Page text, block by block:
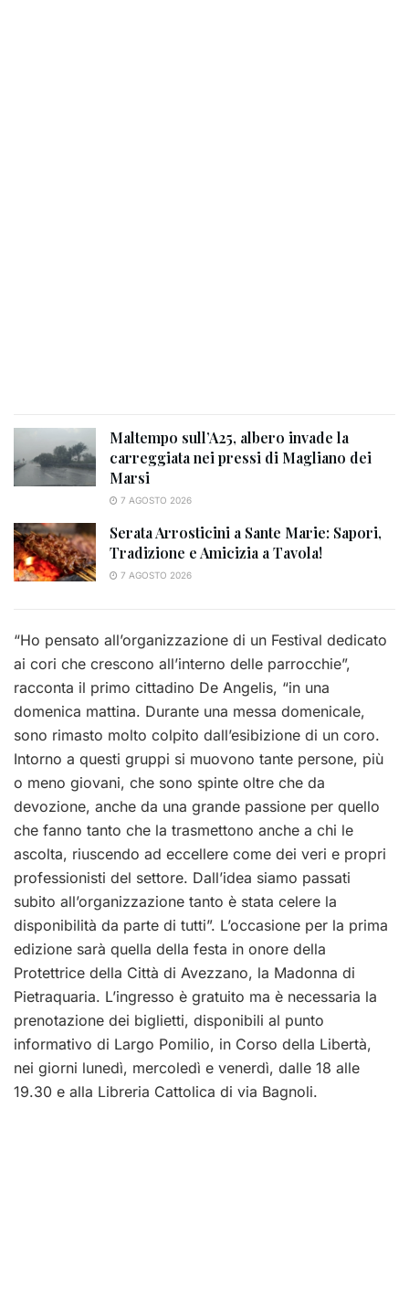
Maltempo sull’A25, albero invade la
carreggiata nei pressi di Magliano dei
Marsi
7 AGOSTO 2026
Serata Arrosticini a Sante Marie: Sapori,
Tradizione e Amicizia a Tavola!
7 AGOSTO 2026
“Ho pensato all’organizzazione di un Festival dedicato
ai cori che crescono all’interno delle parrocchie”,
racconta il primo cittadino De Angelis, “in una
domenica mattina. Durante una messa domenicale,
sono rimasto molto colpito dall’esibizione di un coro.
Intorno a questi gruppi si muovono tante persone, più
o meno giovani, che sono spinte oltre che da
devozione, anche da una grande passione per quello
che fanno tanto che la trasmettono anche a chi le
ascolta, riuscendo ad eccellere come dei veri e propri
professionisti del settore. Dall’idea siamo passati
subito all’organizzazione tanto è stata celere la
disponibilità da parte di tutti”. L’occasione per la prima
edizione sarà quella della festa in onore della
Protettrice della Città di Avezzano, la Madonna di
Pietraquaria. L’ingresso è gratuito ma è necessaria la
prenotazione dei biglietti, disponibili al punto
informativo di Largo Pomilio, in Corso della Libertà,
nei giorni lunedì, mercoledì e venerdì, dalle 18 alle
19.30 e alla Libreria Cattolica di via Bagnoli.